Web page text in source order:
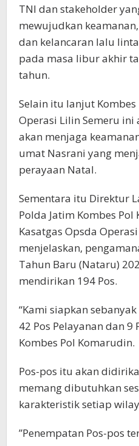
TNI dan stakeholder
mewujudkan
dan kelancaran lalu
pada masa libur akhir
tahun.
Selain itu lanjut
Operasi Lilin Semeru
akan menjaga
umat Nasrani yang
perayaan Natal.
Sementara itu Direktur
Polda Jatim Kombes
Kasatgas Opsda
menjelaskan,
Tahun Baru (Nataru)
mendirikan 194 Pos.
“Kami siapkan
42 Pos Pelayanan dan 9
Kombes Pol Komarudin.
Pos-pos itu akan
memang dibutuhkan
karakteristik setiap
”Penempatan Pos-pos